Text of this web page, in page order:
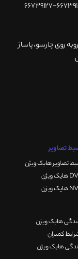
روی چارسو، پاساژ
تصاویر
تصاویر هایک ویژن
هایک ویژن
کمیران
هایک ویژن